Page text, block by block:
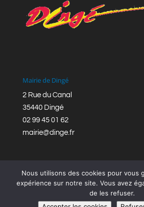
Mairie de Dingé
2 Rue du Canal
35440 Dingé
02 99 45 01 62
mairie@dinge.fr
Réalisation © Mairie de Dingé,
Nous utilisons des cookies pour vous
expérience sur notre site. Vous avez
de les refuser.